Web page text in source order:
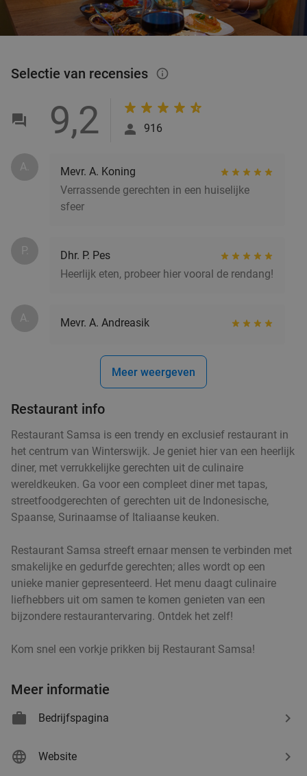
Selectie van recensies info_outlined
9,2 916
A.
Mevr. A. Koning
Verrassende gerechten in een huiselijke
sfeer
P.
Dhr. P. Pes
Heerlijk eten, probeer hier vooral de rendang!
A. Mevr. A. Andreasik
Meer weergeven
Restaurant info
Restaurant Samsa is een trendy en exclusief restaurant in
het centrum van Winterswijk. Je geniet hier van een heerlijk
diner, met verrukkelijke gerechten uit de culinaire
wereldkeuken. Ga voor een compleet diner met tapas,
streetfoodgerechten of gerechten uit de Indonesische,
Spaanse, Surinaamse of Italiaanse keuken.
Restaurant Samsa streeft ernaar mensen te verbinden met
smakelijke en gedurfde gerechten; alles wordt op een
unieke manier gepresenteerd. Het menu daagt culinaire
liefhebbers uit om samen te komen genieten van een
bijzondere restaurantervaring. Ontdek het zelf!
Kom snel een vorkje prikken bij Restaurant Samsa!
Meer informatie
Bedrijfspagina
Website